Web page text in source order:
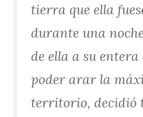
tierra que ella
durante una
de ella a su
poder arar la
territorio, decidió